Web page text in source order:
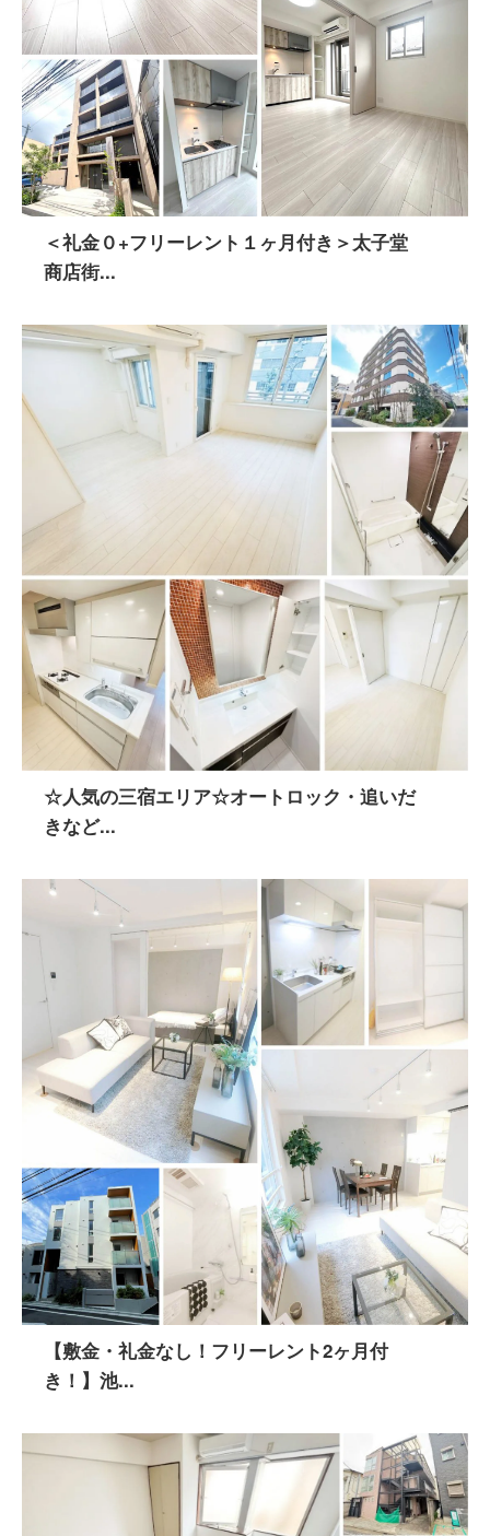
＜礼金０+フリーレント１ヶ月付き＞太子堂
商店街...
☆人気の三宿エリア☆オートロック・追いだ
きなど...
【敷金・礼金なし！フリーレント2ヶ月付
き！】池...